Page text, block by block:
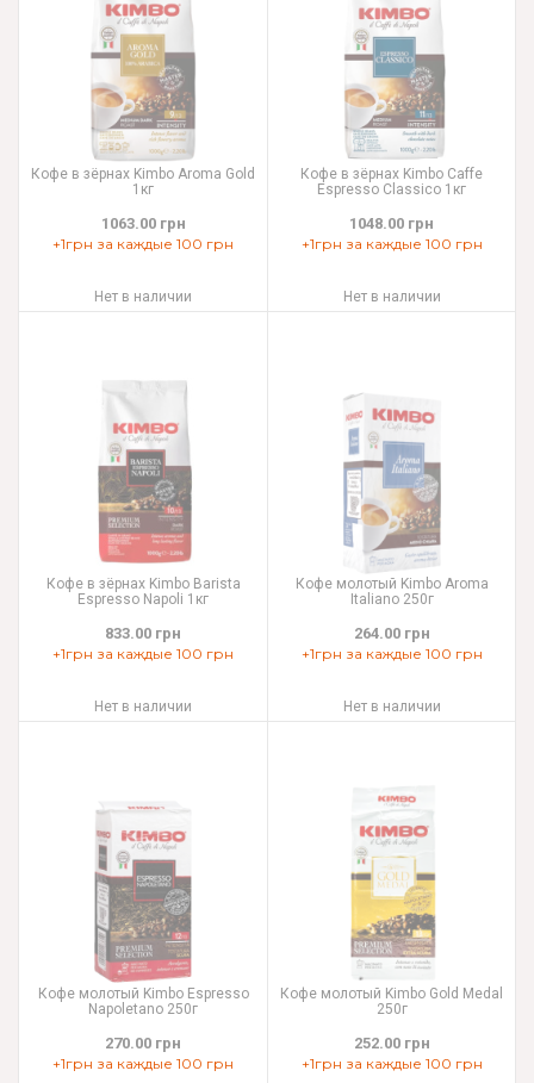
Кофе в зёрнах Kimbo Aroma Gold
1кг
1063.00 грн
+1грн за каждые 100 грн
Нет в наличии
Кофе в зёрнах Kimbo Caffe
Espresso Classico 1кг
1048.00 грн
+1грн за каждые 100 грн
Нет в наличии
Кофе в зёрнах Kimbo Barista
Espresso Napoli 1кг
833.00 грн
+1грн за каждые 100 грн
Нет в наличии
Кофе молотый Kimbo Aroma
Italiano 250г
264.00 грн
+1грн за каждые 100 грн
Нет в наличии
Кофе молотый Kimbo Espresso
Napoletano 250г
270.00 грн
+1грн за каждые 100 грн
Кофе молотый Kimbo Gold Medal
250г
252.00 грн
+1грн за каждые 100 грн